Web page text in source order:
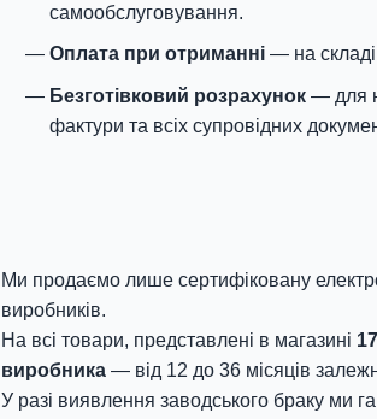
самообслуговування.
Оплата при отриманні — на
Безготівковий розрахунок — для
фактури та всіх супровідних
Ми продаємо лише сертифіковану
виробників.
На всі товари, представлені в магазині
виробника — від 12 до 36 місяців
У разі виявлення заводського браку ми